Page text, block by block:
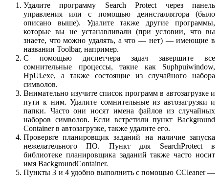
Удалите программу Search Protect через панель
управления или с помощью деинсталлятора (было
описано выше). Удалите также другие программы,
которые вы не устанавливали (при условии, что вы
знаете, что можно удалять, а что — нет) — имеющие в
названии Toolbar, например.
С помощью диспетчера задач завершите все
сомнительные процессы, такие как Suphpuiwindow,
HpUi.exe, а также состоящие из случайного набора
символов.
Внимательно изучите список программ в автозагрузке и
пути к ним. Удалите сомнительные из автозагрузки и
папки. Часто они носят имена файлов из случайных
наборов символов. Если встретили пункт Background
Container в автозагрузке, также удалите его.
Проверьте планировщик заданий на наличие запуска
нежелательного ПО. Пункт для SearchProtect в
библиотеке планировщика заданий также часто носит
имя BackgroundContainer.
Пункты 3 и 4 удобно выполнить с помощью CCleaner —